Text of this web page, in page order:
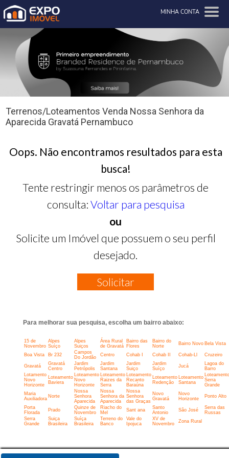
MINHA CONTA
Terrenos/Loteamentos Venda Nossa Senhora da
Aparecida Gravatá Pernambuco
Oops. Não encontramos resultados para esta
busca!
Tente restringir menos os parâmetros de
consulta: Voltar para pesquisa
ou
Solicite um Imóvel que possuem o seu perfil
desejado.
Solicitar
Para melhorar sua pesquisa, escolha um bairro abaixo:
15 de
Novembro
Alpes
Suíço
Alpes
Suiços
Área Rural
de Gravatá
Bairro das
Flores
Bairro do
Norte
Bairro Novo Bela Vista
Boa Vista Br 232
Campos
Do Jordão
Centro Cohab I Cohab II Cohab-Ll Cruzeiro
Gravatá
Gravatá
Centro
Jardim
Petrópolis
Jardim
Santana
Jardim
Suiço
Jardim
Suíço
Jucá
Lagoa do
Barro
Lotamento
Novo
Horizonte
Loteamento
Baviera
Loteamento
Novo
Horizonte
Loteamento
Raizes da
Serra
Loteamento
Recanto
Baraúna
Loteamento
Redenção
Loteamento
Santana
Loteamento
Serra
Grande
Maria
Auxiliadora Norte
Nossa
Senhora
Aparecida
Nossa
Senhora da
Aparecida
Nossa
Senhora
das Graças
Novo
Gravatá
Novo
Horizonte
Ponto Alto
Porta
Florada
Prado
Quinze de
Novembro
Riacho do
Mel
Sant ana
Santo
Antonio
São José
Serra das
Russas
Serra
Grande
Suiça
Brasileira
Suíça
Brasileira
Terreno do
Banco
Vale do
Ipojuca
XV de
Novembro
Zona Rural